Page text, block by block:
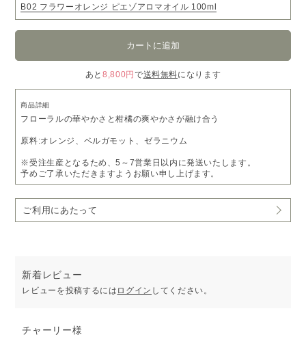
B02 フラワーオレンジ ピエゾアロマオイル 100ml
あと8,800円 で送料無料になります
商品詳細
フローラルの華やかさと柑橘の爽やかさが融け合う
原料:オレンジ、ベルガモット、ゼラニウム
※受注生産となるため、5～7営業日以内に発送いたします。
予めご了承いただきますようお願い申し上げます。
ご利用にあたって
新着レビュー
レビューを投稿するには ログイン してください。
チャーリー様